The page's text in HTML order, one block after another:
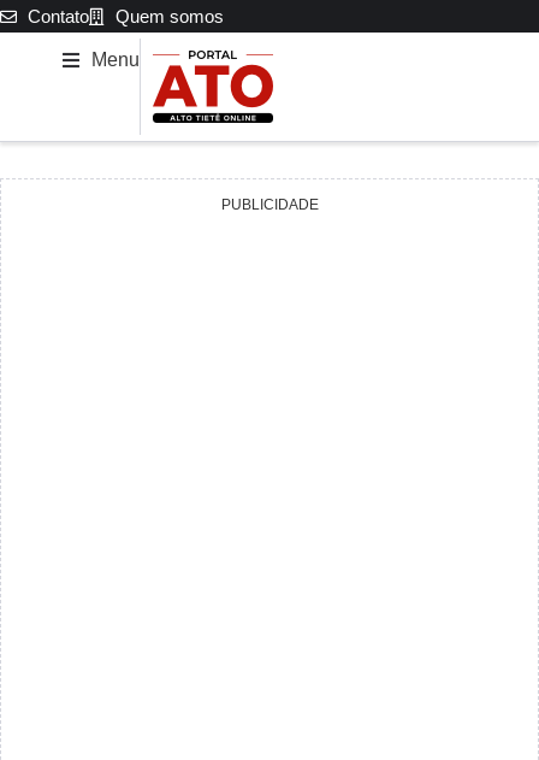
Contato Quem somos
Menu
PUBLICIDADE